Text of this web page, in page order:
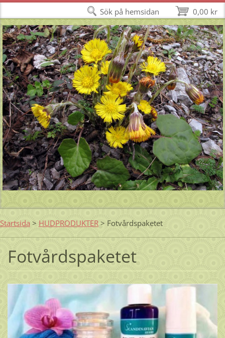
Startsida> HUDPRODUKTER > Fotvårdspaketet
Fotvårdspaketet
0,00 kr
Sök på hemsidan